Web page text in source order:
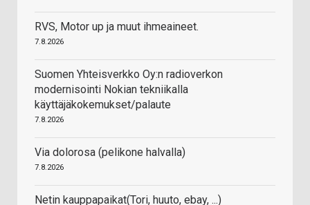
RVS, Motor up ja muut ihmeaineet.
7.8.2026
Suomen Yhteisverkko Oy:n radioverkon
modernisointi Nokian tekniikalla
käyttäjäkokemukset/palaute
7.8.2026
Via dolorosa (pelikone halvalla)
7.8.2026
Netin kauppapaikat(Tori, huuto, ebay, ...)